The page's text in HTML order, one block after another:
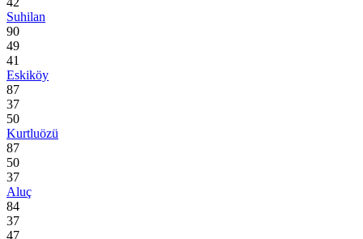
Suhilan
90
49
41
Eskiköy
87
37
50
Kurtluözü
87
50
37
Aluç
84
37
47